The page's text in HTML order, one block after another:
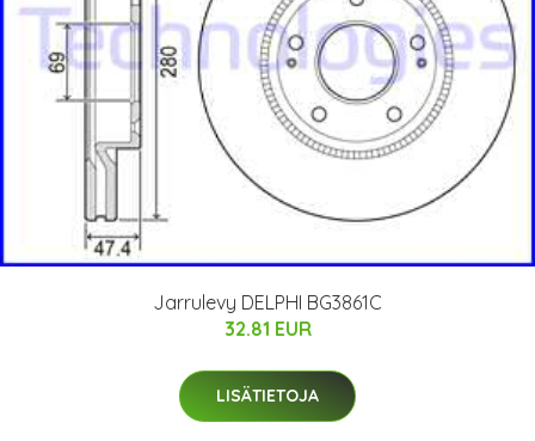
Jarrulevy DELPHI BG3861C
32.81 EUR
LISÄTIETOJA